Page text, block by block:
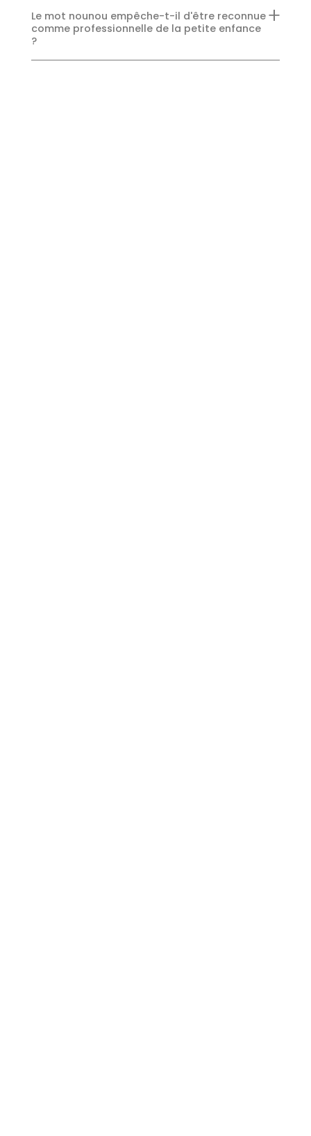
Le mot nounou empêche-t-il d'être reconnue
comme professionnelle de la petite enfance
?